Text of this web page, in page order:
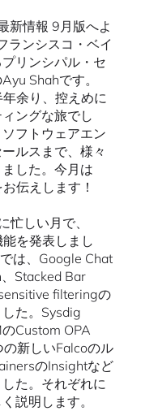
新情報 9月版へよ
ランシスコ・ベイ
リンシパル・セ
Shahです。
余り、控えめに
ングな旅でし
フトウェアエン
ルスまで、様々
した。今月は
伝えします！
忙しい月で、
を発表しまし
は、Google Chat
Stacked Bar
filteringの
た。Sysdig
Custom OPA
新しいFalcoのル
のInsightなど
た。それぞれに
説明します。